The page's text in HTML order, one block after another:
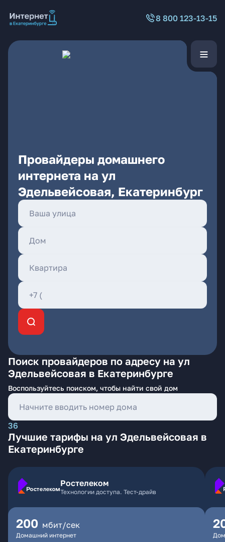
8 800 123-13-15
Провайдеры домашнего
интернета на ул
Эдельвейсовая, Екатеринбург
Поиск провайдеров по адресу на ул
Эдельвейсовая в Екатеринбурге
Воспользуйтесь поиском, чтобы найти свой дом
36
Лучшие тарифы на ул Эдельвейсовая в
Екатеринбурге
Ростелеком
Технологии доступа. Тест-драйв
200 мбит/сек
Домашний интернет